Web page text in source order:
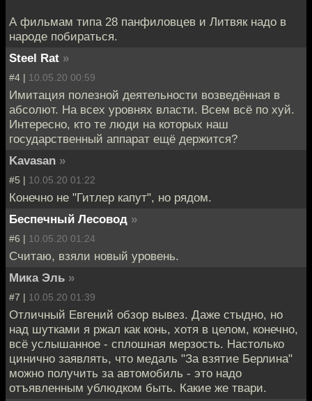
А фильмам типа 28 панфиловцев и Литвяк надо в
народе побираться.
Steel Rat »
#4 | 10.05.20 00:59
Имитация полезной деятельности возведённая в
абсолют. На всех уровнях власти. Всем всё по хуй.
Интересно, кто те люди на которых наш
государственный аппарат ещё держится?
Kavasan »
#5 | 10.05.20 01:22
Конечно не "Гитлер капут", но рядом.
Беспечный Лесовод »
#6 | 10.05.20 01:24
Считаю, взяли новый уровень.
Мика Эль »
#7 | 10.05.20 01:39
Отличный Евгений обзор вывез. Даже стыдно, но
над шутками я ржал как конь, хотя в целом, конечно,
всё услышанное - сплошная мерзость. Настолько
цинично заявлять, что медаль "За взятие Берлина"
можно получить за автомобиль - это надо
отъявленным ублюдком быть. Какие же твари.